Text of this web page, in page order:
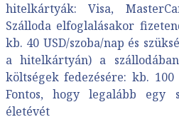
hitelkártyák: Visa,
Szálloda elfoglalásakor
kb. 40 USD/szoba/nap és
a hitelkártyán) a
költségek fedezésére: kb. 100
Fontos, hogy legalább egy
életévét